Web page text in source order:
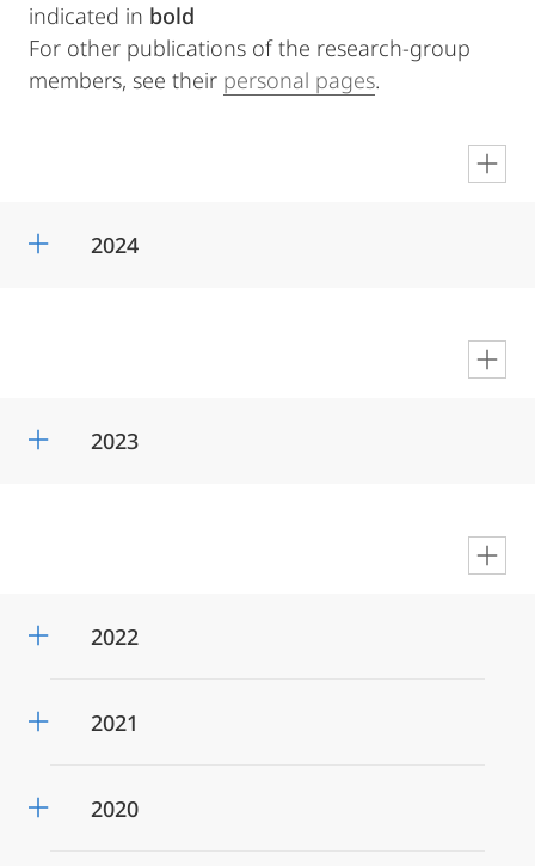
indicated in bold
For other publications of the research-group
members, see their personal pages.
2024
2023
2022
2021
2020